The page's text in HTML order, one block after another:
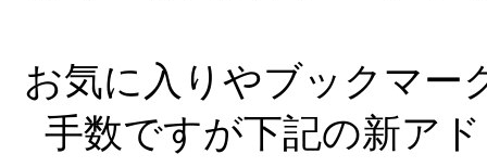
お気に入りやブックマー
手数ですが下記の新ア